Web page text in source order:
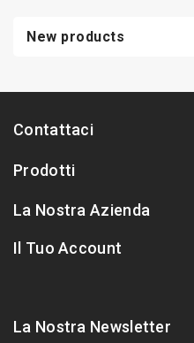
New products
Contattaci
Prodotti
La Nostra Azienda
Il Tuo Account
La Nostra Newsletter